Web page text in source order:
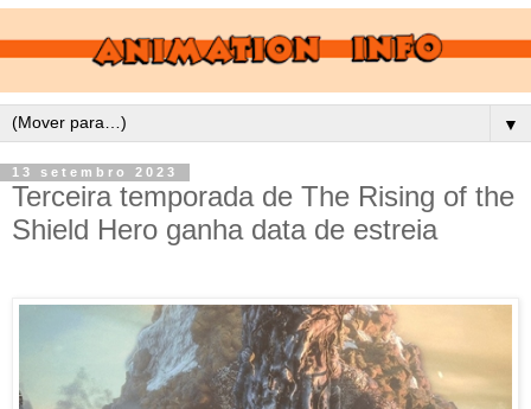
▼
13 setembro 2023
Terceira temporada de The Rising of the
Shield Hero ganha data de estreia